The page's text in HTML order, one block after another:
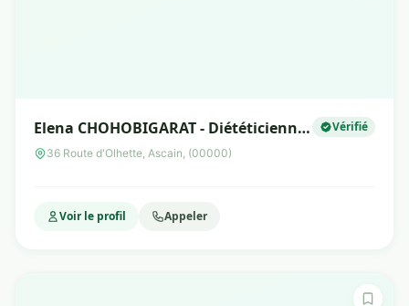
Elena CHOHOBIGARAT - Diététicienne
Nutritionniste
Vérifié
36 Route d'Olhette, Ascain, (00000)
Voir le profil Appeler